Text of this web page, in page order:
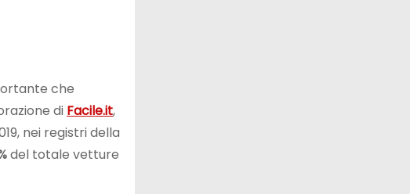
che
di Facile.it,
nei registri della
del totale vetture